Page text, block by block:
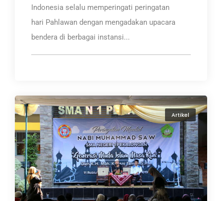
Indonesia selalu memperingati peringatan
hari Pahlawan dengan mengadakan upacara
bendera di berbagai instansi...
Artikel